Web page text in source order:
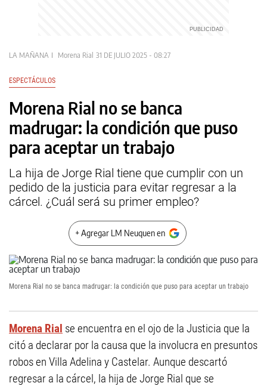
LA MAÑANA Morena Rial 31 DE JULIO 2025 - 08:27
ESPECTÁCULOS
Morena Rial no se banca
madrugar: la condición que puso
para aceptar un trabajo
La hija de Jorge Rial tiene que cumplir con un
pedido de la justicia para evitar regresar a la
cárcel. ¿Cuál será su primer empleo?
+ Agregar LM Neuquen en
Morena Rial no se banca madrugar: la condición que puso para aceptar un trabajo
Morena Rial se encuentra en el ojo de la Justicia que la
citó a declarar por la causa que la involucra en presuntos
robos en Villa Adelina y Castelar. Aunque descartó
regresar a la cárcel, la hija de Jorge Rial que se